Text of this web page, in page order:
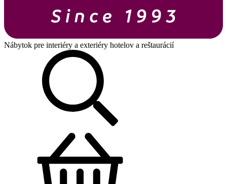
Nábytok pre interiéry a exteriéry hotelov a reštaurácií